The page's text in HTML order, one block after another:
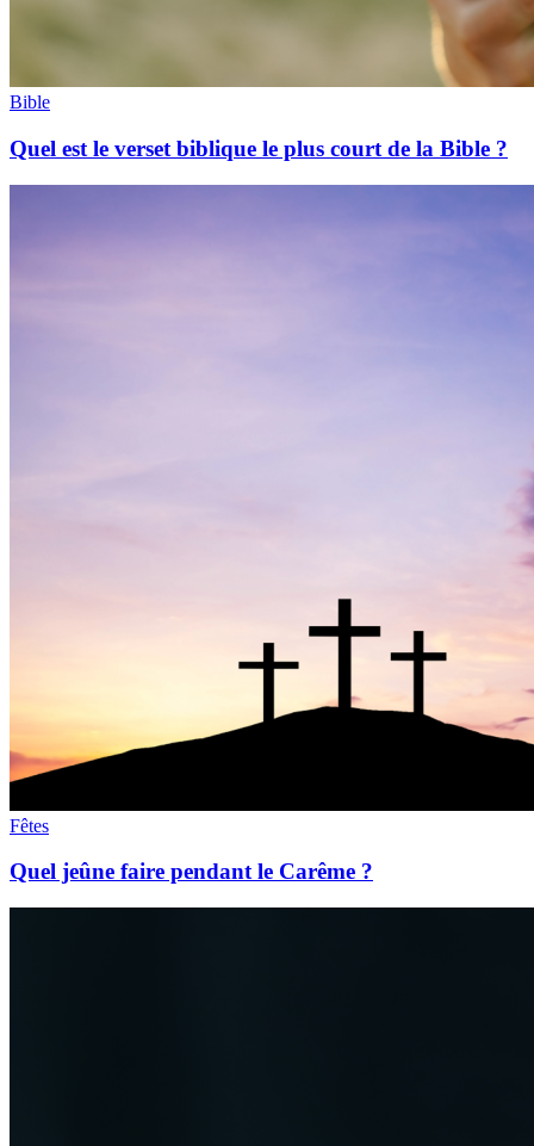
Bible
Quel est le verset biblique le plus court de la Bible ?
Fêtes
Quel jeûne faire pendant le Carême ?